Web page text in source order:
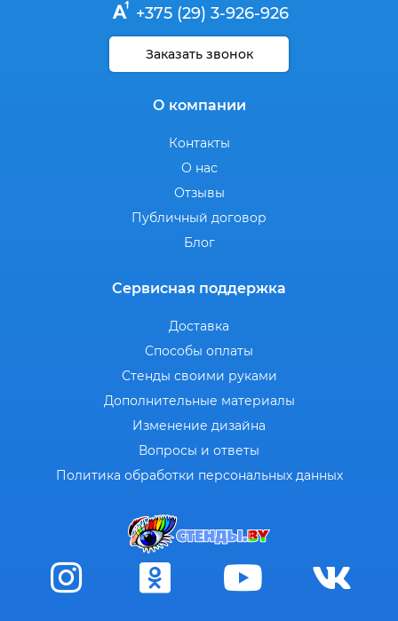
+375 (29) 3-926-926
Заказать звонок
О компании
Контакты
О нас
Отзывы
Публичный договор
Блог
Сервисная поддержка
Доставка
Способы оплаты
Стенды своими руками
Дополнительные материалы
Изменение дизайна
Вопросы и ответы
Политика обработки персональных данных